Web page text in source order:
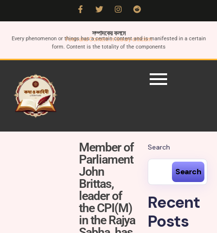
সম্পাদকের কলমে
Form and Content in literary criticism
Every phenomenon or things has a certain content and is manifested in a certain
form. Content is the totality of the components
Member of
Parliament
John
Brittas,
leader of
the CPI(M)
in the Rajya
Search
Search
Recent
Posts